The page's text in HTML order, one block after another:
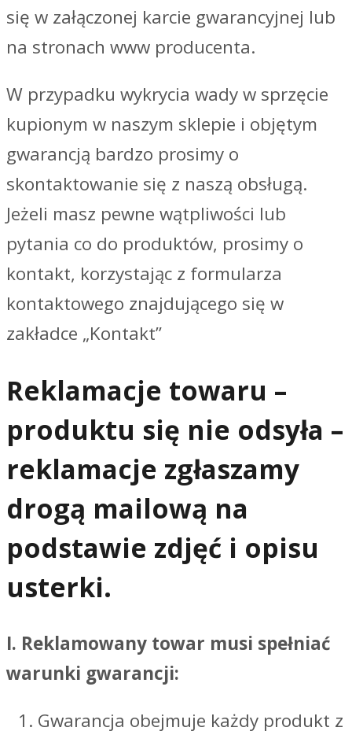
się w załączonej karcie gwarancyjnej lub
na stronach www producenta.
W przypadku wykrycia wady w sprzęcie
kupionym w naszym sklepie i objętym
gwarancją bardzo prosimy o
skontaktowanie się z naszą obsługą.
Jeżeli masz pewne wątpliwości lub
pytania co do produktów, prosimy o
kontakt, korzystając z formularza
kontaktowego znajdującego się w
zakładce „Kontakt”
Reklamacje towaru –
produktu się nie odsyła –
reklamacje zgłaszamy
drogą mailową na
podstawie zdjęć i opisu
usterki.
I. Reklamowany towar musi spełniać
warunki gwarancji:
Gwarancja obejmuje każdy produkt z